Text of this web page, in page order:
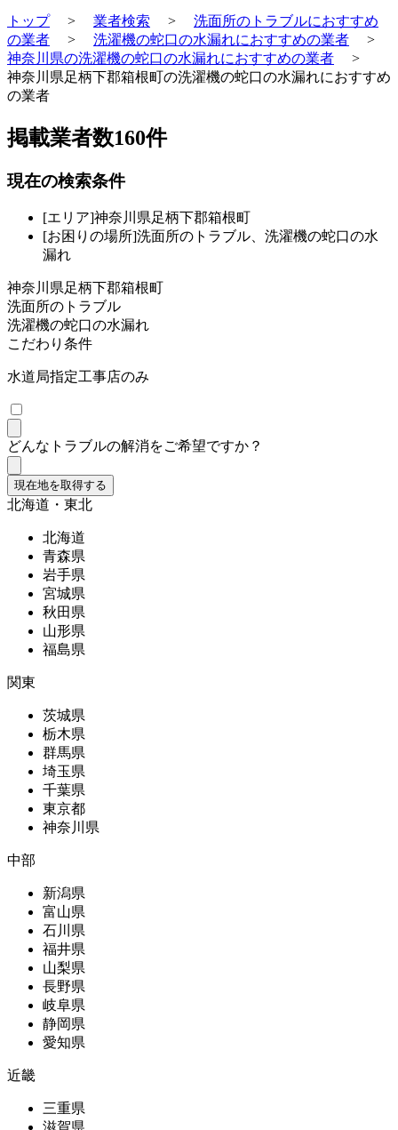
トップ> 業者検索 > 洗面所のトラブルにおすすめ
の業者 > 洗濯機の蛇口の水漏れにおすすめの業者 >
神奈川県の洗濯機の蛇口の水漏れにおすすめの業者 >
神奈川県足柄下郡箱根町の洗濯機の蛇口の水漏れにおすすめ
の業者
掲載業者数160件
現在の検索条件
[エリア]神奈川県足柄下郡箱根町
[お困りの場所]洗面所のトラブル、洗濯機の蛇口の水
漏れ
神奈川県足柄下郡箱根町
洗面所のトラブル
洗濯機の蛇口の水漏れ
こだわり条件
水道局指定工事店のみ
どんなトラブルの解消をご希望ですか？
現在地を取得する
北海道・東北
北海道
青森県
岩手県
宮城県
秋田県
山形県
福島県
関東
茨城県
栃木県
群馬県
埼玉県
千葉県
東京都
神奈川県
中部
新潟県
富山県
石川県
福井県
山梨県
長野県
岐阜県
静岡県
愛知県
近畿
三重県